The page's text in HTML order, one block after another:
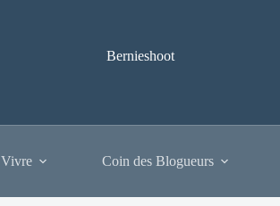
Bernieshoot
Coin des Blogueurs